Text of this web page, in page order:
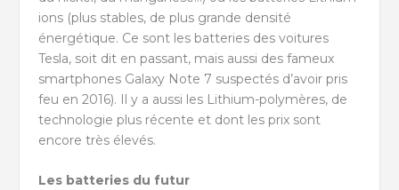
ions (plus stables, de plus grande densité
énergétique. Ce sont les batteries des voitures
Tesla, soit dit en passant, mais aussi des fameux
smartphones Galaxy Note 7 suspectés d’avoir pris
feu en 2016). Il y a aussi les Lithium-polymères, de
technologie plus récente et dont les prix sont
encore très élevés.
Les batteries du futur